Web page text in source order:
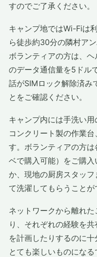
すのでご了承ください。
キャンプ地ではWi-Fiは
ら徒歩約30分の隣村ア
ボランティアの方は、
のデータ通信量を5ドル
話がSIMロック解除済み
とをご確認ください。
キャンプ内には手洗い用
コンクリート製の作業
す。ボランティアの方
ベで購入可能）をご購
か、現地の厨房スタッ
て洗濯してもらうことが
ネットワークから離れ
り、それぞれの経験を
を計画したりするのに十
とても楽しいものになる